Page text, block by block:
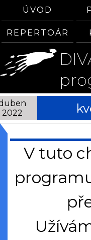
ÚVOD
REPERTOÁR
2022
V tuto